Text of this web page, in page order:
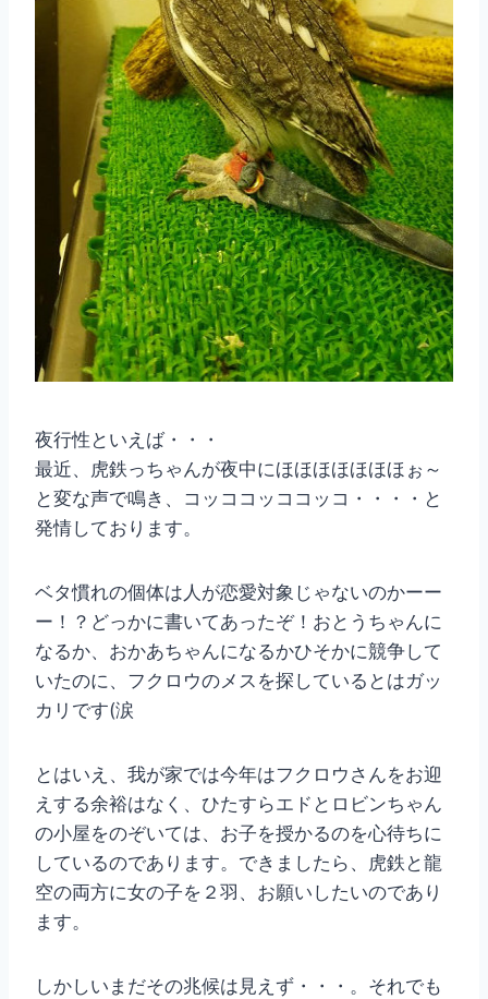
夜行性といえば・・・
最近、虎鉄っちゃんが夜中にほほほほほほほぉ～
と変な声で鳴き、コッココッココッコ・・・・と
発情しております。
ベタ慣れの個体は人が恋愛対象じゃないのかーー
ー！？どっかに書いてあったぞ！おとうちゃんに
なるか、おかあちゃんになるかひそかに競争して
いたのに、フクロウのメスを探しているとはガッ
カリです(涙
とはいえ、我が家では今年はフクロウさんをお迎
えする余裕はなく、ひたすらエドとロビンちゃん
の小屋をのぞいては、お子を授かるのを心待ちに
しているのであります。できましたら、虎鉄と龍
空の両方に女の子を２羽、お願いしたいのであり
ます。
しかしいまだその兆候は見えず・・・。それでも